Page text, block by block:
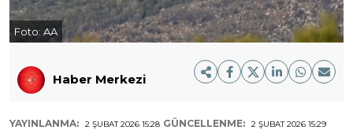
Foto: AA
Haber Merkezi
YAYINLANMA: 2 ŞUBAT 2026 15:28 GÜNCELLENME: 2 ŞUBAT 2026 15:29